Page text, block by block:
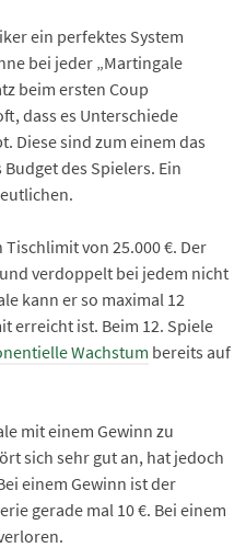
ein perfektes System
bei jeder „Martingale
beim ersten Coup
dass es Unterschiede
Diese sind zum einem das
des Spielers. Ein
von 25.000 €. Der
verdoppelt bei jedem nicht
kann er so maximal 12
erreicht ist. Beim 12. Spiele
Wachstum bereits auf
mit einem Gewinn zu
sich sehr gut an, hat jedoch
einem Gewinn ist der
gerade mal 10 €. Bei einem